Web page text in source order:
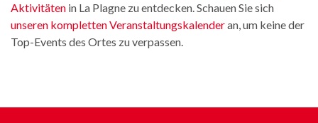
Aktivitäten in La Plagne zu entdecken. Schauen Sie sich
unseren kompletten Veranstaltungskalenderan, um keine der
Top-Events des Ortes zu verpassen.